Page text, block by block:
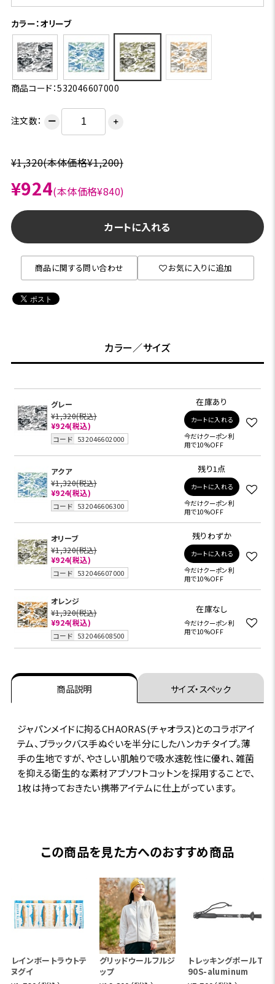
カラー：オリーブ
商品コード：532046607000
注文数： ー ＋
¥1,320(本体価格¥1,200)
¥924(本体価格¥840)
カートに入れる
商品に関する問い合わせ お気に入りに追加
カラー／サイズ
グレー
¥1,320(税込)
¥924(税込)
コード 532046602000
在庫あり
カートに入れる
今だけクーポン利
用で10%OFF
アクア
¥1,320(税込)
¥924(税込)
コード 532046606300
残り1点
カートに入れる
今だけクーポン利
用で10%OFF
オリーブ
¥1,320(税込)
¥924(税込)
コード 532046607000
残りわずか
カートに入れる
今だけクーポン利
用で10%OFF
オレンジ
¥1,320(税込)
¥924(税込)
コード 532046608500
在庫なし
今だけクーポン利
用で10%OFF
商品説明 サイズ・スペック
ジャパンメイドに拘るCHAORAS(チャオラス)とのコラボアイ
テム、ブラックバス手ぬぐいを半分にしたハンカチタイプ。薄
手の生地ですが、やさしい肌触りで吸水速乾性に優れ、雑菌
を抑える衛生的な素材アブソフトコットンを採用することで、
1枚は持っておきたい携帯アイテムに仕上がっています。
この商品を見た方へのおすすめ商品
レインボートラウトテ
ヌグイ
グリッドウールフルジ
ップ
トレッキングポールT
90S-aluminum